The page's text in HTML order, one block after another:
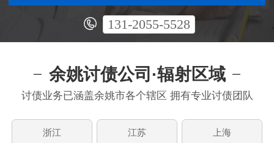
131-2055-5528
余姚讨债公司·辐射区域
讨债业务已涵盖余姚市各个辖区 拥有专业讨债团队
浙江 江苏 上海